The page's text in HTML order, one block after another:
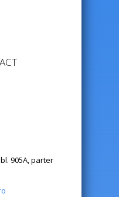
905A, parter